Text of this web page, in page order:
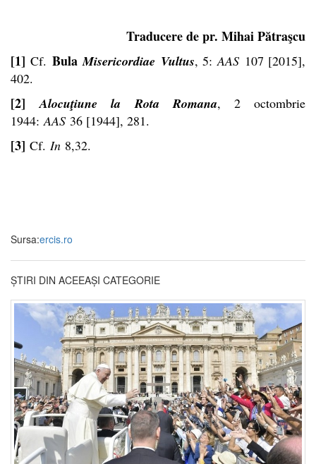
Traducere de pr. Mihai Pătraşcu
[1] Cf. BulaMisericordiae Vultus, 5:AAS 107 [2015],
402.
[2] Alocuţiune la Rota Romana, 2 octombrie
1944: AAS 36 [1944], 281.
[3] Cf. In 8,32.
Sursa:ercis.ro
ȘTIRI DIN ACEEAȘI CATEGORIE